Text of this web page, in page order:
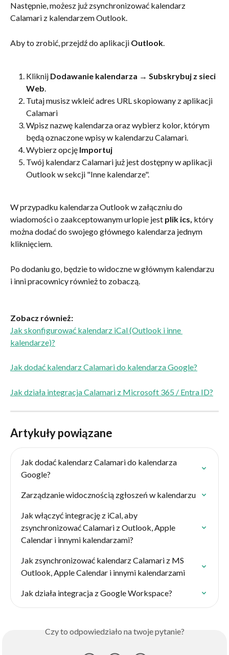
Następnie, możesz już zsynchronizować kalendarz
Calamari z kalendarzem Outlook.
Aby to zrobić, przejdź do aplikacji Outlook.
Kliknij Dodawanie kalendarza → Subskrybuj z sieci
Web
Tutaj musisz wkleić adres URL skopiowany z aplikacji
Calamari
Wpisz nazwę kalendarza oraz wybierz kolor, którym
będą oznaczone wpisy w kalendarzu Calamari.
Wybierz opcję Importuj
Twój kalendarz Calamari już jest dostępny w aplikacji
Outlook w sekcji "Inne kalendarze".
W przypadku kalendarza Outlook w załączniu do
wiadomości o zaakceptowanym urlopie jest plik ics, który
można dodać do swojego głównego kalendarza jednym
kliknięciem.
Po dodaniu go, będzie to widoczne w głównym kalendarzu
i inni pracownicy również to zobaczą.
Zobacz również:
Jak skonfigurować kalendarz iCal (Outlook i inne
kalendarze)?
Jak dodać kalendarz Calamari do kalendarza Google?
Jak działa integracja Calamari z Microsoft 365 / Entra ID?
Artykuły powiązane
Jak dodać kalendarz Calamari do kalendarza
Google?
Zarządzanie widocznością zgłoszeń w kalendarzu
Jak włączyć integrację z iCal, aby
zsynchronizować Calamari z Outlook, Apple
Calendar i innymi kalendarzami?
Jak zsynchronizować kalendarz Calamari z MS
Outlook, Apple Calendar i innymi kalendarzami
Jak działa integracja z Google Workspace?
Czy to odpowiedziało na twoje pytanie?